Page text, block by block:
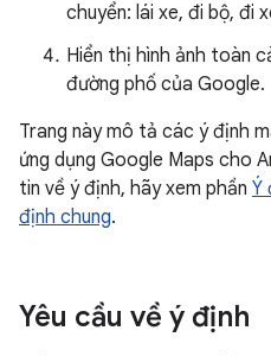
chuyển: lái xe, đi bộ, đi
Hiển thị hình ảnh toàn
đường phố của Google.
Trang này mô tả các ý định
ứng dụng Google Maps cho
tin về ý định, hãy xem phần Ý
định chung.
Yêu cầu về ý định